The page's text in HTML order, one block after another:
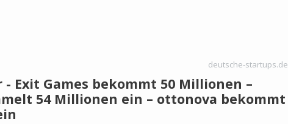
deutsche-startups.de
Exit Games bekommt 50 Millionen –
54 Millionen ein – ottonova bekommt